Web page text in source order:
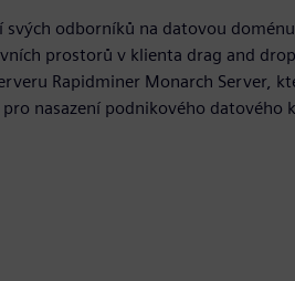
odborníků na datovou
prostorů v klienta drag and
Rapidminer Monarch Server,
nasazení podnikového datového